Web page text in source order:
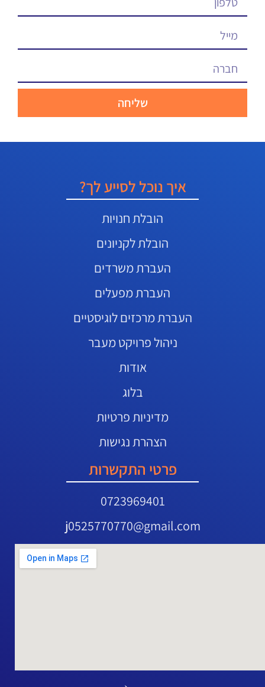
שליחה
איך נוכל לסייע לך?
הובלת חנויות
הובלת לקניונים
העברת משרדים
העברת מפעלים
העברת מרכזים לוגיסטיים
ניהול פרויקט מעבר
אודות
בלוג
מדיניות פרטיות
הצהרת נגישות
פרטי התקשרות
0723969401
j0525770770@gmail.com